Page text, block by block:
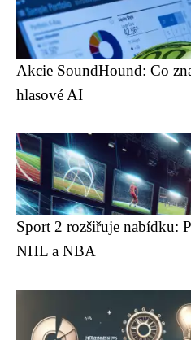
Akcie SoundHound: Co
hlasové AI
Sport 2 rozšiřuje nabídku:
NHL a NBA